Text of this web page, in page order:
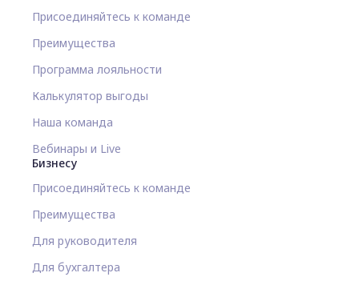
Присоединяйтесь к команде
Преимущества
Программа лояльности
Калькулятор выгоды
Наша команда
Вебинары и Live
Бизнесу
Присоединяйтесь к команде
Преимущества
Для руководителя
Для бухгалтера